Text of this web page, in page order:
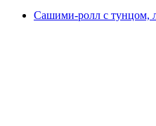
Сашими-ролл с тунцом,